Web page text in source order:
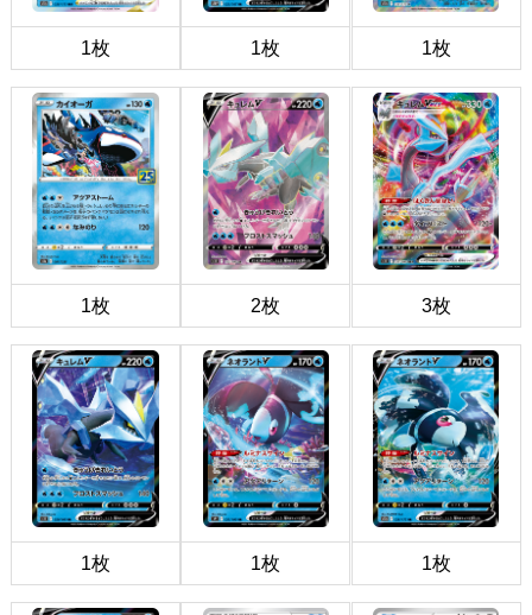
1枚 1枚 1枚
1枚 2枚 3枚
1枚 1枚 1枚